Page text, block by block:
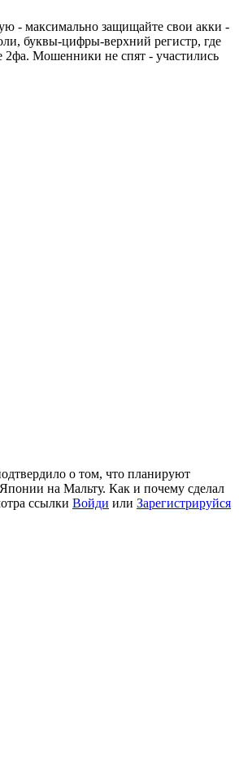
- максимально защищайте свои акки -
буквы-цифры-верхний регистр, где
Мошенники не спят - участились
о том, что планируют
Японии на Мальту. Как и почему сделал
ссылки Войди или Зарегистрируйся